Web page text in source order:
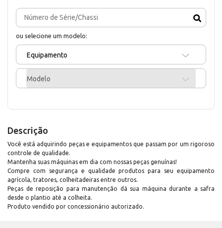
ou selecione um modelo:
Equipamento
Modelo
Descrição
Você está adquirindo peças e equipamentos que passam por um rigoroso
controle de qualidade.
Mantenha suas máquinas em dia com nossas peças genuínas!
Compre com segurança e qualidade produtos para seu equipamento
agrícola, tratores, colheitadeiras entre outros.
Peças de reposição para manutenção dá sua máquina durante a safra
desde o plantio até a colheita.
Produto vendido por concessionário autorizado.